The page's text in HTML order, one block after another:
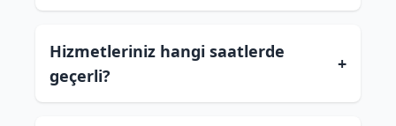
Hizmetleriniz hangi saatlerde
geçerli?
+